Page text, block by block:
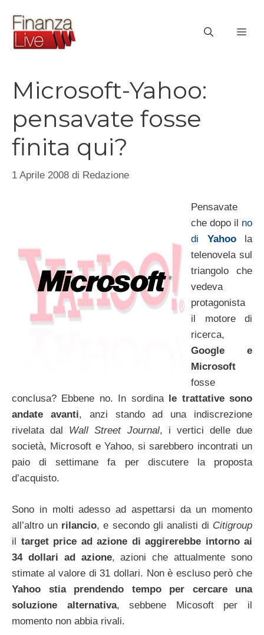
contenuto
Microsoft-Yahoo:
pensavate fosse
finita qui?
1 Aprile 2008 di Redazione
Pensavate
che dopo il no
di Yahoola
telenovela sul
triangolo che
vedeva
protagonista
il motore di
ricerca,
Google e
Microsoft
fosse
conclusa? Ebbene no. In sordina
le trattative sono
andate avanti, anzi stando ad una indiscrezione
rivelata dal Wall Street Journal, i vertici delle due
società, Microsoft e Yahoo, si sarebbero incontrati un
paio di settimane fa per discutere la proposta
d’acquisto.
Sono in molti adesso ad aspettarsi da un momento
all’altro un rilancio, e secondo gli analisti di Citigroup
il target price ad azione di aggirerebbe intorno ai
34 dollari ad azione, azioni che attualmente sono
stimate al valore di 31 dollari. Non è escluso però che
Yahoo stia prendendo tempo per cercare una
soluzione alternativa, sebbene Micosoft per il
momento non abbia rivali.